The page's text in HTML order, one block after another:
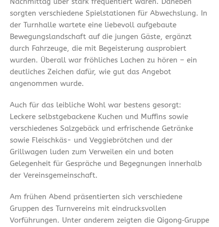
sorgten verschiedene Spielstationen für Abwechslung. In
der Turnhalle wartete eine liebevoll aufgebaute
Bewegungslandschaft auf die jungen Gäste, ergänzt
durch Fahrzeuge, die mit Begeisterung ausprobiert
wurden. Überall war fröhliches Lachen zu hören – ein
deutliches Zeichen dafür, wie gut das Angebot
angenommen wurde.
Auch für das leibliche Wohl war bestens gesorgt:
Leckere selbstgebackene Kuchen und Muffins sowie
verschiedenes Salzgebäck und erfrischende Getränke
sowie Fleischkäs- und Veggiebrötchen und der
Grillwagen luden zum Verweilen ein und boten
Gelegenheit für Gespräche und Begegnungen innerhalb
der Vereinsgemeinschaft.
Am frühen Abend präsentierten sich verschiedene
Gruppen des Turnvereins mit eindrucksvollen
Vorführungen. Unter anderem zeigten die Qigong‑Gruppe